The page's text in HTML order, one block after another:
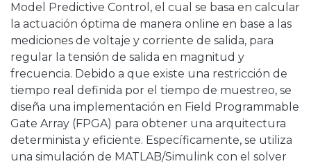
Model Predictive Control, el cual se basa en calcular
la actuación óptima de manera online en base a las
mediciones de voltaje y corriente de salida, para
regular la tensión de salida en magnitud y
frecuencia. Debido a que existe una restricción de
tiempo real definida por el tiempo de muestreo, se
diseña una implementación en Field Programmable
Gate Array (FPGA) para obtener una arquitectura
determinista y eficiente. Específicamente, se utiliza
una simulación de MATLAB/Simulink con el solver